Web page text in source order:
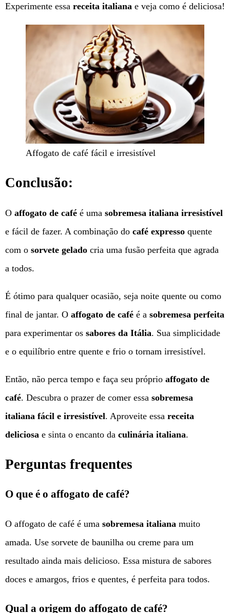
Experimente essa receita italiana e veja como é deliciosa!
Affogato de café fácil e irresistível
Conclusão:
O affogato de café é uma sobremesa italiana irresistível
e fácil de fazer. A combinação do café expresso quente
com o sorvete gelado cria uma fusão perfeita que agrada
a todos.
É ótimo para qualquer ocasião, seja noite quente ou como
final de jantar. O affogato de café é a sobremesa perfeita
para experimentar os sabores da Itália. Sua simplicidade
e o equilíbrio entre quente e frio o tornam irresistível.
Então, não perca tempo e faça seu próprio affogato de
café. Descubra o prazer de comer essa sobremesa
italiana fácil e irresistível. Aproveite essa receita
deliciosa e sinta o encanto da culinária italiana.
Perguntas frequentes
O que é o affogato de café?
O affogato de café é uma sobremesa italiana muito
amada. Use sorvete de baunilha ou creme para um
resultado ainda mais delicioso. Essa mistura de sabores
doces e amargos, frios e quentes, é perfeita para todos.
Qual a origem do affogato de café?